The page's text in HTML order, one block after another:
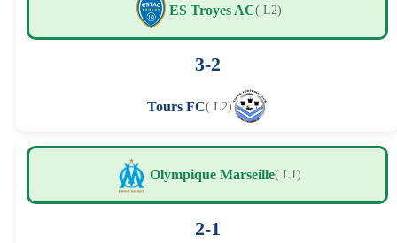
ES Troyes AC( L2)
3-2
Tours FC( L2)
Olympique Marseille( L1)
2-1